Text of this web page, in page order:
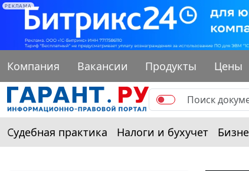
РЕКЛАМА
Компания Вакансии Продукты Цены
Судебная практика Налоги и бухучет